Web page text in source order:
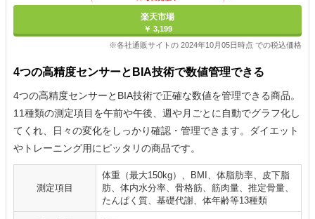
楽天市場
￥ 3,199
※各社通販サイトの 2024年10月05日時点 での税込価格
4つの高精度センサーとBIA技術で数値管理できる
4つの高精度センサーとBIA技術で正確な数値を管理できる商品。
11種類の測定項目を午前や午後、週や月ごとに自動でグラフ化し
てくれ、日々の変化をしっかり確認・管理できます。ダイエット
やトレーニング用にピッタリの商品です。
測定項目
体重（最大150kg）、BMI、体脂肪率、皮下脂
肪、体内水分率、骨格筋、筋肉量、推定骨量、
たんぱく質、基礎代謝、体年齢等13種類